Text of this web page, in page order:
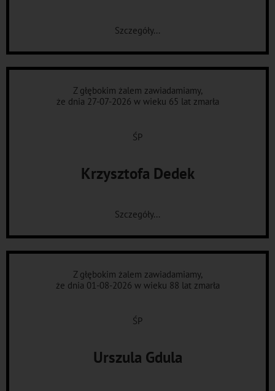
Szczegóły...
Z głębokim żalem zawiadamiamy,
że dnia 27-07-2026 w wieku 65 lat zmarła
ŚP
Krzysztofa Dedek
Szczegóły...
Z głębokim żalem zawiadamiamy,
że dnia 01-08-2026 w wieku 88 lat zmarła
ŚP
Urszula Gdula